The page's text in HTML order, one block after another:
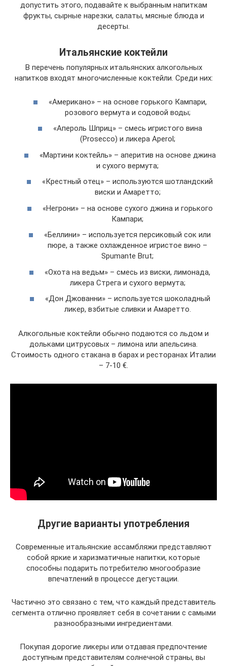
допустить этого, подавайте к выбранным напиткам
фрукты, сырные нарезки, салаты, мясные блюда и
десерты.
Итальянские коктейли
В перечень популярных итальянских алкогольных
напитков входят многочисленные коктейли. Среди них:
«Американо» – на основе горького Кампари,
розового вермута и содовой воды;
«Апероль Шприц» – смесь игристого вина
(Prosecco) и ликера Aperol;
«Мартини коктейль» – аперитив на основе джина
и сухого вермута;
«Крестный отец» – используются шотландский
виски и Амаретто;
«Негрони» – на основе сухого джина и горького
Кампари;
«Беллини» – используется персиковый сок или
пюре, а также охлажденное игристое вино –
Spumante Brut;
«Охота на ведьм» – смесь из виски, лимонада,
ликера Стрега и сухого вермута;
«Дон Джованни» – используется шоколадный
ликер, взбитые сливки и Амаретто.
Алкогольные коктейли обычно подаются со льдом и
дольками цитрусовых – лимона или апельсина.
Стоимость одного стакана в барах и ресторанах Италии
– 7-10 €.
Другие варианты употребления
Современные итальянские ассамбляжи представляют
собой яркие и харизматичные напитки, которые
способны подарить потребителю многообразие
впечатлений в процессе дегустации.
Частично это связано с тем, что каждый представитель
сегмента отлично проявляет себя в сочетании с самыми
разнообразными ингредиентами.
Покупая дорогие ликеры или отдавая предпочтение
доступным представителям солнечной страны, вы